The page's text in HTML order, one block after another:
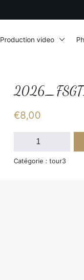
€8,00
quantité
Catégorie : tour3
Production video